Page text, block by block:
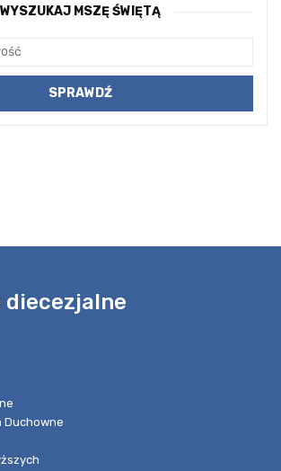
WYSZUKAJ MSZĘ ŚWIĘTĄ
Duchowne